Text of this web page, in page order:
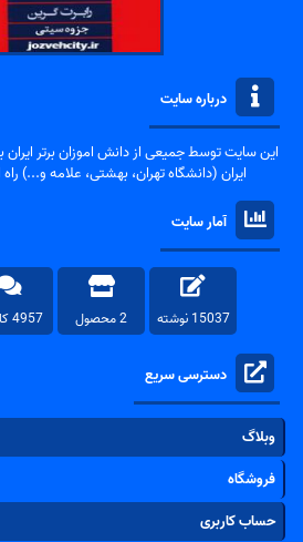
درباره سایت
این سایت توسط جمیعی از دانش اموزان برتر ایران
ایران (دانشگاه تهران، بهشتی، علامه و...)
آمار سایت
15037 نوشته 2 محصول 4957 کامنت
دسترسی سریع
وبلاگ
فروشگاه
حساب کاربری